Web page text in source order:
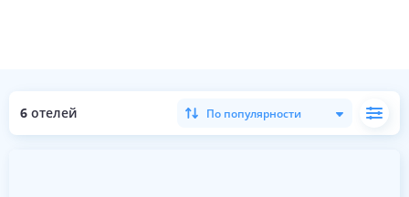
6 отелей По популярности